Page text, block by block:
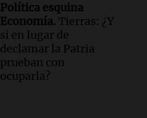
Política esquina
Economía. Tierras: ¿Y
si en lugar de
declamar la Patria
prueban con
ocuparla?